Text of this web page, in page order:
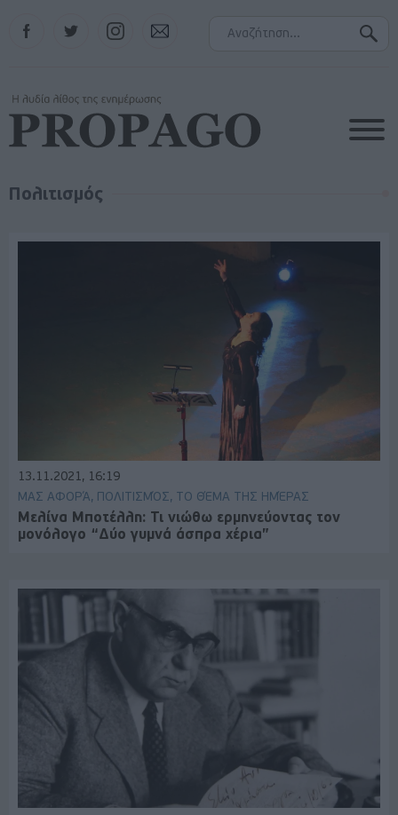
Instagram
Πολιτισμός
13.11.2021, 16:19
ΜΑΣ ΑΦΟΡΆ, ΠΟΛΙΤΙΣΜΌΣ, ΤΟ ΘΈΜΑ ΤΗΣ ΗΜΈΡΑΣ
Μελίνα Μποτέλλη: Τι νιώθω ερμηνεύοντας τον
μονόλογο “Δύο γυμνά άσπρα χέρια”